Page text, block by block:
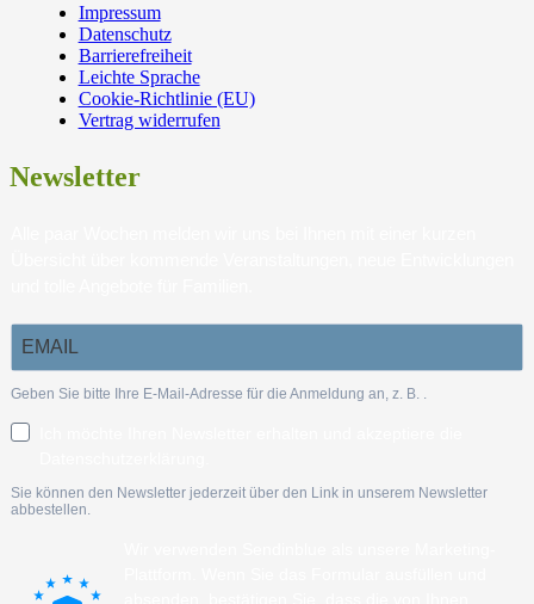
Impressum
Datenschutz
Barrierefreiheit
Leichte Sprache
Cookie-Richtlinie (EU)
Vertrag widerrufen
Newsletter
Geben Sie bitte Ihre E-Mail-Adresse für die Anmeldung an, z. B. .
Sie können den Newsletter jederzeit über den Link in unserem Newsletter
abbestellen.